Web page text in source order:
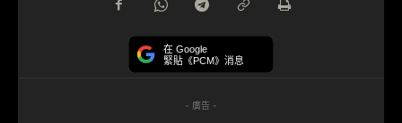
在 Google
緊貼《PCM》消息
- 廣告 -